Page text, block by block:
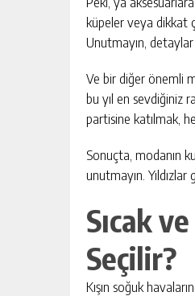
küpeler veya dikkat
Unutmayın,
Ve bir diğer önemli
bu yıl en sevdiğiniz
partisine katılmak,
Sonuçta, modanın
unutmayın.
Sıcak
Seçilir?
Kışın soğuk